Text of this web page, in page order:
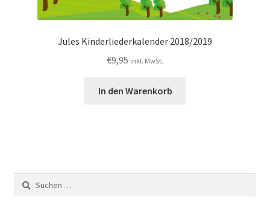
Jules Kinderliederkalender 2018/2019
€9,95 inkl. MwSt.
In den Warenkorb
Suchen
nach: